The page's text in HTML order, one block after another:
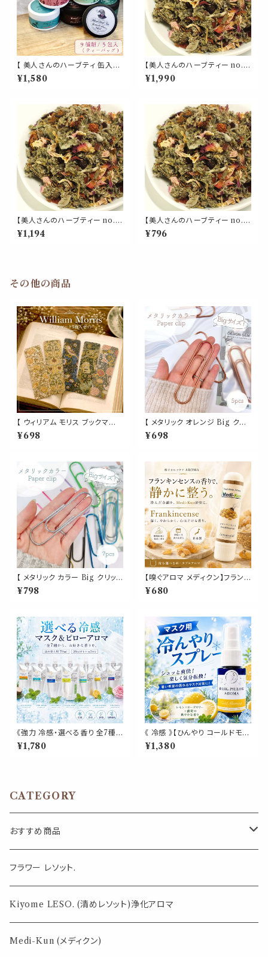
【 美人さんのハーブティ 缶入り
】選べる 9種類 ティーバッグ 5
包入り 飲みやすい ブレンド ギフ
ーズマリー キンモクセイ イチョ
¥1,580
【美人さんのハーブティー no.
9】女性バランス ブレンド リーフ
50g レッドクローバー ローズ
ギフト プレゼント ご自愛 贈り物
母の日
¥1,990
【美人さんのハーブティー no.
9】女性バランス ブレンド リーフ
30g レッドクローバー ローズ
¥1,194
【美人さんのハーブティー no.
9】女性バランス ブレンド リーフ
20g レッドクローバー ローズ
¥796
その他の商品
【 ウィリアム モリス ブックマー
ク】5枚セット ゴールド箔 草 鳥
花柄 しおり ボタニカル 栞 絵画
作品 勉強 秋 本 日記 手帳 目印
ギフト プレゼント アンティーク
おしゃれ
¥698
【 メタリック オレンジ Big クリ
ップ 】5個入 橙 強い 大きい ペ
ーパー 新聞 雑誌 名刺 資料 サ
学校 会社 筆記用具 事務 用品
文具 雑貨 おしゃれ かわいい デ
スク アイテム
¥698
【 メタリック カラー Big クリップ
】7色 7個入 強い 大きい ペーパ
ー 新聞 雑誌 名刺 資料 サイズ
会社 筆記用具 事務 用品 文具
雑貨 おしゃれ かわいい デスク
アイテム
¥798
【嗅ぐアロマ メディクン】フランキ
ンセンス（乳香）｜天然 精油 樹
脂 香り 浄化 お香 ポータブルア
日本製 ギフト
¥680
《強力 冷感・選べる香り 全7種》
【マスク＆ピローアロマ 詰め替
え用 70ml 】天然薄荷 アロマス
¥1,780
《 冷感 》【ひんやり コールドモー
ニング 】レモン ローズマリー 天
然薄荷 マスクスプレー ピロー
¥1,380
CATEGORY
おすすめ商品
気になる虫対策に
薄荷の香りで体感温度-4℃ !? スースーシリーズ
パロサント
フラワー レソット.
Kiyome LESO. (清めレソット)浄化アロマ
Medi-Kun (メディクン)